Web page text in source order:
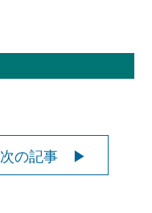
次の記事 ▶